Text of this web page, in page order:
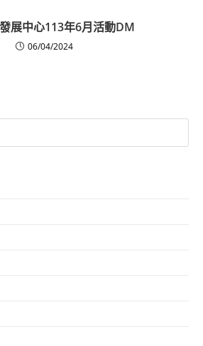
展中心113年6月活動DM
06/04/2024